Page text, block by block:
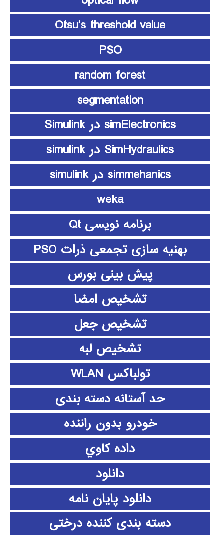
Otsu’s threshold value
PSO
random forest
segmentation
simElectronics در Simulink
SimHydraulics در simulink
simmehanics در simulink
weka
برنامه نویسی Qt
بهنیه سازی تجمعی ذرات PSO
پیش بینی بورس
تشخیص امضا
تشخیص جعل
تشخیص لبه
تولباکس WLAN
حد آستانه دسته بندی
خودرو بدون راننده
داده كاوي
دانلود
دانلود پايان نامه
دسته بندی کننده درختی